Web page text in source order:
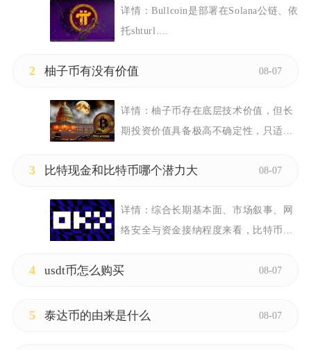
详情：Bullcoin是部署在Solana公链、依
托shturl....
2 柚子币有没有价值 08-07
详情：柚子币存在底层技术价值，但长
期投资价值具备极高不确定性，只适...
3 比特现金和比特币哪个潜力大 08-07
详情：综合长期基本面、市场叙事、网
络安全与资金接纳程度来看，比特币...
4 usdt币怎么购买 08-07
5 泰达币的由来是什么 08-07